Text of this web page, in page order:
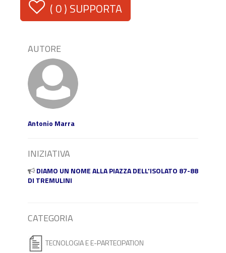
( 0) SUPPORTA
AUTORE
Antonio Marra
INIZIATIVA
DIAMO UN NOME ALLA PIAZZA DELL'ISOLATO 87-88
DI TREMULINI
CATEGORIA
TECNOLOGIA E E-PARTECIPATION